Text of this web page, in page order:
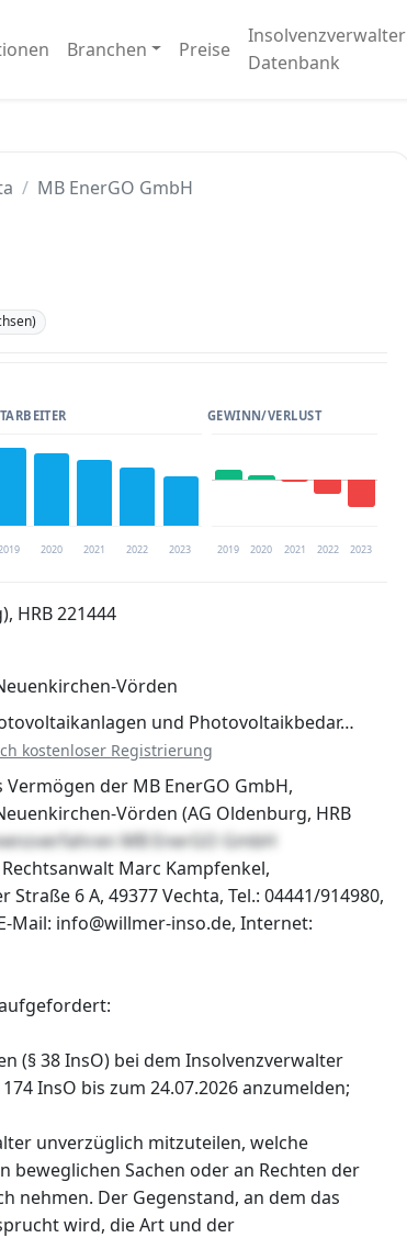
Branchen Preise
Insolvenzverwalter
Datenbank
MB EnerGO GmbH
2019 2020 2021 2022 2023
GEWINN/VERLUST
2019 2020 2021 2022 2023
verfügbar
HRB 221444
Vörden
und Photovoltaikbedar…
kostenloser Registrierung
Vermögen der MB EnerGO GmbH,
Vörden (AG Oldenburg, HRB
MB EnerGO GmbH
Marc Kampfenkel,
Straße 6 A, 49377 Vechta, Tel.: 04441/914980,
Mail: info@willmer-inso.de, Internet:
(§ 38 InsO) bei dem Insolvenzverwalter
InsO bis zum 24.07.2026 anzumelden;
unverzüglich mitzuteilen, welche
beweglichen Sachen oder an Rechten der
nehmen. Der Gegenstand, an dem das
wird, die Art und der